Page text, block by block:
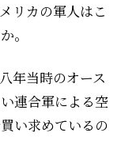
リカの軍人はこ
。
年当時のオース
連合軍による空
い求めているの